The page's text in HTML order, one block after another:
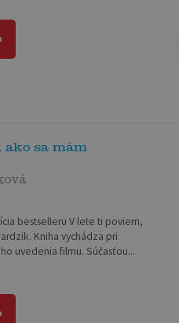
ako sa mám
bestselleru V lete ti poviem,
Kniha vychádza pri
uvedenia filmu. Súčasťou...